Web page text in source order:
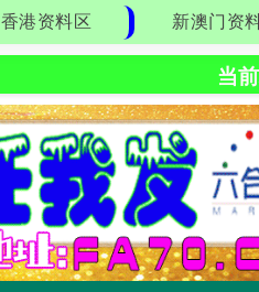
香港资料区 新澳门资
当